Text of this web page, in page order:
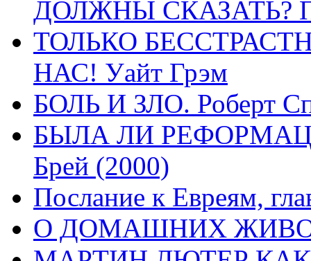
ДОЛЖНЫ СКАЗАТЬ?
ТОЛЬКО
НАС! Уайт Грэм
БОЛЬ И ЗЛО. Роберт
БЫЛА ЛИ
Брей (2000)
Послание к Евреям,
О ДОМАШНИХ